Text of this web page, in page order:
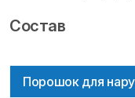
Состав
Порошок для